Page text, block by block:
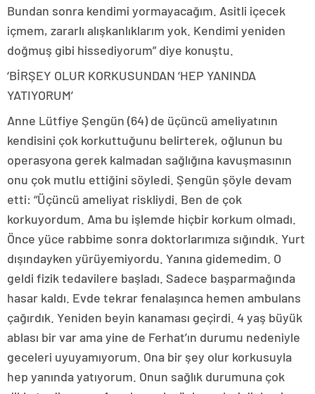
Bundan sonra kendimi yormayacağım. Asitli içecek
içmem, zararlı alışkanlıklarım yok. Kendimi yeniden
doğmuş gibi hissediyorum” diye konuştu.
‘BİRŞEY OLUR KORKUSUNDAN ‘HEP YANINDA
YATIYORUM’
Anne Lütfiye Şengün (64) de üçüncü ameliyatının
kendisini çok korkuttuğunu belirterek, oğlunun bu
operasyona gerek kalmadan sağlığına kavuşmasının
onu çok mutlu ettiğini söyledi. Şengün şöyle devam
etti: “Üçüncü ameliyat riskliydi. Ben de çok
korkuyordum. Ama bu işlemde hiçbir korkum olmadı.
Önce yüce rabbime sonra doktorlarımıza sığındık. Yurt
dışındayken yürüyemiyordu. Yanına gidemedim. O
geldi fizik tedavilere başladı. Sadece başparmağında
hasar kaldı. Evde tekrar fenalaşınca hemen ambulans
çağırdık. Yeniden beyin kanaması geçirdi. 4 yaş büyük
ablası bir var ama yine de Ferhat’ın durumu nedeniyle
geceleri uyuyamıyorum. Ona bir şey olur korkusuyla
hep yanında yatıyorum. Onun sağlık durumuna çok